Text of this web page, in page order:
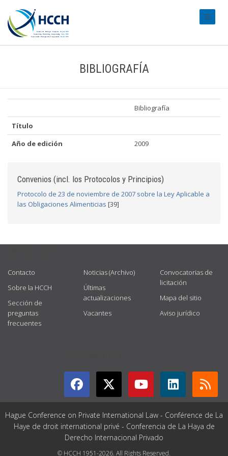
BIBLIOGRAFÍA
Bibliografía
Título
Año de edición
2009
Convenios (incl. los Protocolos y Principios)
Protocolo de 23 de noviembre de 2007 sobre la Ley Aplicable a
las Obligaciones Alimenticias [39]
Contacto
Sobre la HCCH
Sección de
preguntas
frecuentes
Noticias (Archivo)
Últimas
actualizaciones
Vacantes
Convocatorias de
licitación
Mapa del sitio
Aviso jurídico
Hague Conference on Private International Law - Conférence de La
Haye de droit international privé - Conferencia de La Haya de
Derecho Internacional Privado
© HCCH 1951-2026. All Rights Reserved.